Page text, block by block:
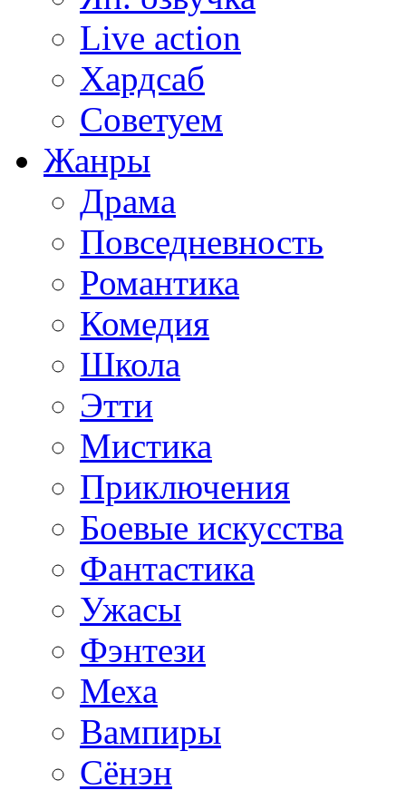
Live action
Хардсаб
Советуем
Жанры
Драма
Повседневность
Романтика
Комедия
Школа
Этти
Мистика
Приключения
Боевые искусства
Фантастика
Ужасы
Фэнтези
Меха
Вампиры
Сёнэн